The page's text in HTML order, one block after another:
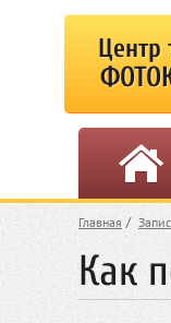
Центр
Главная
Как